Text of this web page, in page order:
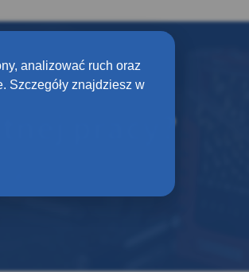
analizować ruch oraz
Szczegóły znajdziesz w
pracy?